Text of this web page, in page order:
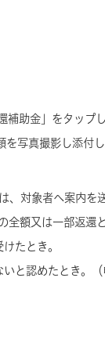
助金」をタップ
写真撮影し添付
対象者へ案内を
額又は一部返還と
たとき。
と認めたとき。